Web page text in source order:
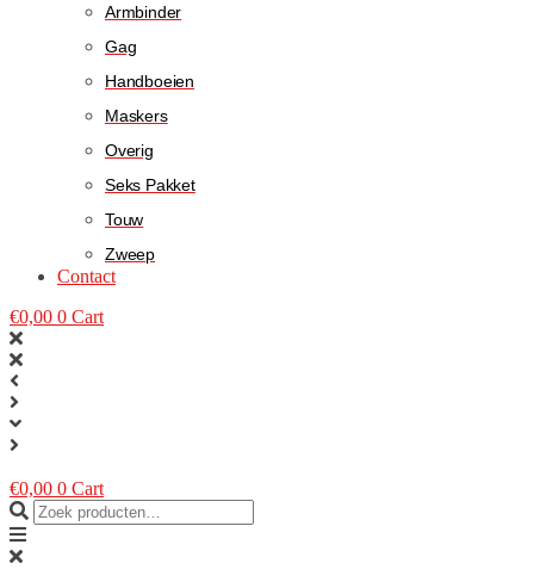
Armbinder
Gag
Handboeien
Maskers
Overig
Seks Pakket
Touw
Zweep
Contact
€0,00 0 Cart
€0,00 0 Cart